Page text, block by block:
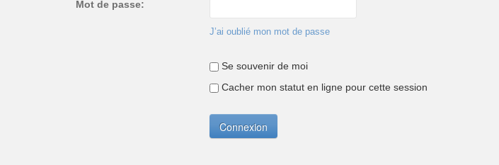
Mot de passe:
J’ai oublié mon mot de passe
Se souvenir de moi
Cacher mon statut en ligne pour cette session